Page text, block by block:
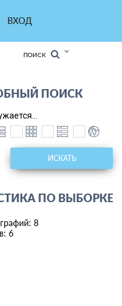
ВХОД
ПОИСК
ПОИСК
ИСКАТЬ
ПО ВЫБОРКЕ
8
6